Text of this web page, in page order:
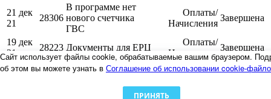
21 дек
21
28306
В программе нет
нового счетчика
ГВС
Оплаты/
Начисления
Завершена
19 дек
21
28223 Документы для ЕРЦ
Оплаты/
Начисления
Завершена
16 дек
28195 Нет света Прочие Завершена
Электричество
Сайт использует файлы cookie, обрабатываемые вашим браузером.
об этом вы можете узнать в Соглашение об использовании cookie-
ПРИНЯТЬ